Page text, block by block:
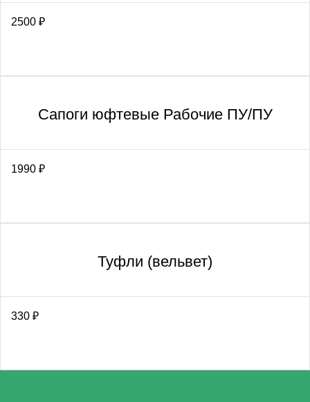
2500 ₽
Сапоги юфтевые Рабочие ПУ/ПУ
1990 ₽
Туфли (вельвет)
330 ₽